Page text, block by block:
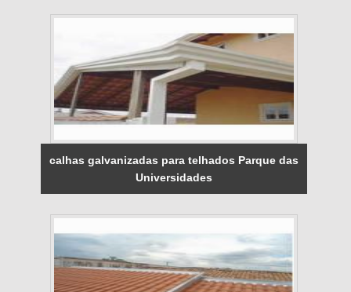
calhas galvanizadas para telhados Parque das
Universidades